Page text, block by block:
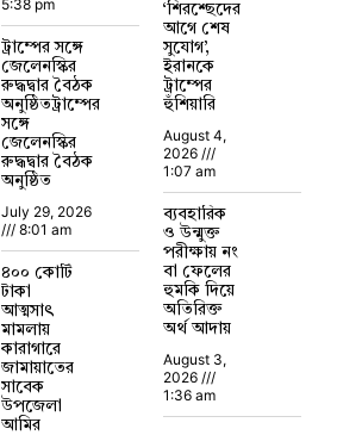
5:38 pm
ট্রাম্পের সঙ্গে
জেলেনস্কির
রুদ্ধদ্বার বৈঠক
অনুষ্ঠিতট্রাম্পের
সঙ্গে
জেলেনস্কির
রুদ্ধদ্বার বৈঠক
অনুষ্ঠিত
July 29, 2026
8:01 am
৪০০ কোটি
টাকা
আত্মসাৎ
মামলায়
কারাগারে
জামায়াতের
সাবেক
উপজেলা
আমির
‘শিরশ্ছেদের
আগে শেষ
সুযোগ’,
ইরানকে
ট্রাম্পের
হুঁশিয়ারি
August 4,
2026
1:07 am
ব্যবহারিক
ও উন্মুক্ত
পরীক্ষায় নং
বা ফেলের
হুমকি দিয়ে
অতিরিক্ত
অর্থ আদায়
August 3,
2026
1:36 am